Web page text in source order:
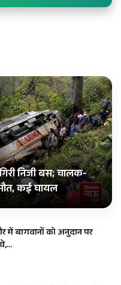
निजी बस; चालक-
कई घायल
में बागवानों को अनुदान पर